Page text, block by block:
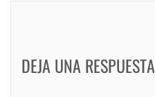
DEJA UNA RESPUESTA